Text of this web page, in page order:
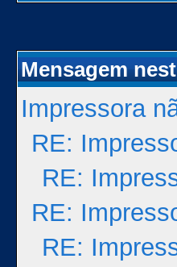
Mensagem
Impressora
RE:
RE:
RE:
RE: